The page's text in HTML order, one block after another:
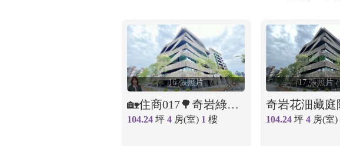
16 張照片
🏡住商017🌳奇岩綠地花沺藏庭院戶
104.24 坪 4 房(室) 1 樓
17 張照片 /
奇岩花沺藏庭
104.24 坪 4 房(室)